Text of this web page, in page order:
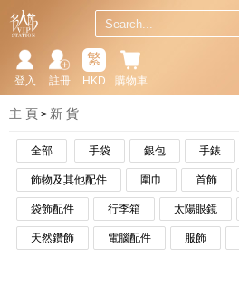
購物車
繁
HKD
註冊
登入
主 頁 新 貨
全部 手袋 銀包 手錶
飾物及其他配件 圍巾 首飾
袋飾配件 行李箱 太陽眼鏡
天然鑽飾 電腦配件 服飾